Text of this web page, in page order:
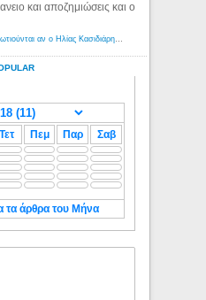
και αποζημιώσεις και ο
Αμερικανοί ρατσιστές αναρωτιούνται αν ο Ηλίας Κασιδιάρης ανήκει στη λευκή φυλή... - Λόγιος Ερμής
Τετ Πεμ Παρ Σαβ
τα άρθρα του Μήνα